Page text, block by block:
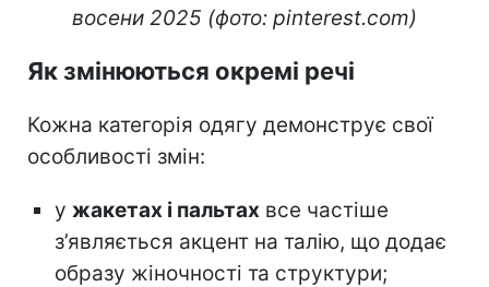
восени 2025 (фото: pinterest.com)
Як змінюються окремі речі
Кожна категорія одягу демонструє свої
особливості змін:
у жакетах і пальтах все частіше
з’являється акцент на талію, що додає
образу жіночності та структури;